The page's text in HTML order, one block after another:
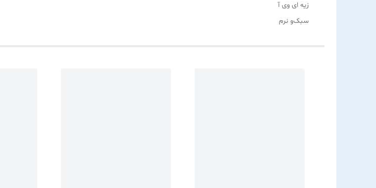
زیه ای وی آ
سبک‌و نرم